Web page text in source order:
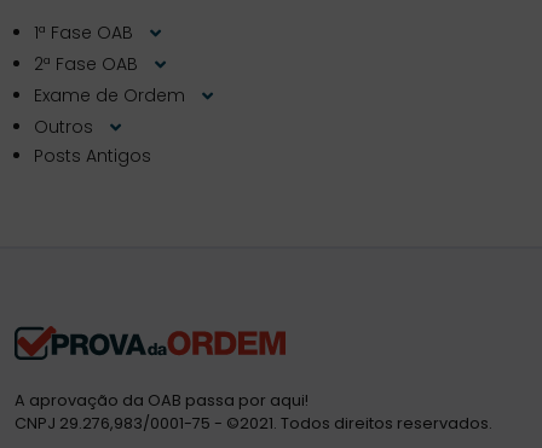
1ª Fase OAB
2ª Fase OAB
Exame de Ordem
Outros
Posts Antigos
A aprovação da OAB passa por aqui!
CNPJ 29.276,983/0001-75 - ©2021. Todos direitos reservados.